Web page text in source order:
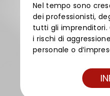
Nel tempo sono
dei professionisti,
tutti gli imprenditori.
i rischi di
personale o